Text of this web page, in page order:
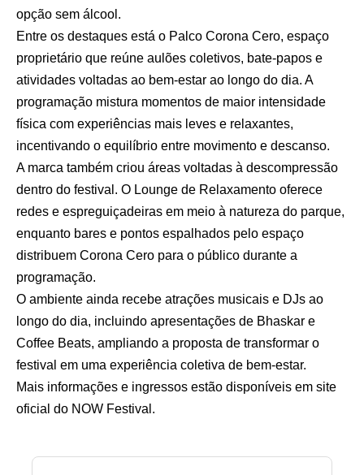
opção sem álcool.
Entre os destaques está o Palco Corona Cero, espaço
proprietário que reúne aulões coletivos, bate-papos e
atividades voltadas ao bem-estar ao longo do dia. A
programação mistura momentos de maior intensidade
física com experiências mais leves e relaxantes,
incentivando o equilíbrio entre movimento e descanso.
A marca também criou áreas voltadas à descompressão
dentro do festival. O Lounge de Relaxamento oferece
redes e espreguiçadeiras em meio à natureza do parque,
enquanto bares e pontos espalhados pelo espaço
distribuem Corona Cero para o público durante a
programação.
O ambiente ainda recebe atrações musicais e DJs ao
longo do dia, incluindo apresentações de Bhaskar e
Coffee Beats, ampliando a proposta de transformar o
festival em uma experiência coletiva de bem-estar.
Mais informações e ingressos estão disponíveis em site
oficial do NOW Festival .